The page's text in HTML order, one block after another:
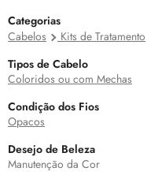
Categorias
Cabelos
Kits de Tratamento
Tipos de Cabelo
Coloridos ou com Mechas
Condição dos Fios
Opacos
Desejo de Beleza
Manutenção da Cor